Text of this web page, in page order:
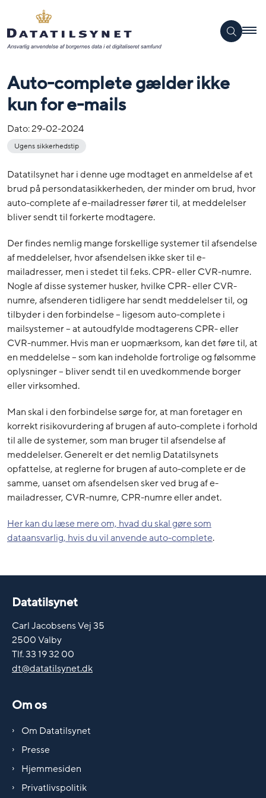
Auto-complete gælder ikke
kun for e-mails
Dato:29-02-2024
Ugens sikkerhedstip
Datatilsynet har i denne uge modtaget en anmeldelse af et
brud på persondatasikkerheden, der minder om brud, hvor
auto-complete af e-mailadresser fører til, at meddelelser
bliver sendt til forkerte modtagere.
Der findes nemlig mange forskellige systemer til afsendelse
af meddelelser, hvor afsendelsen ikke sker til e-
mailadresser, men i stedet til f.eks. CPR- eller CVR-numre.
Nogle af disse systemer husker, hvilke CPR- eller CVR-
numre, afsenderen tidligere har sendt meddelelser til, og
tilbyder i den forbindelse – ligesom auto-complete i
mailsystemer – at autoudfylde modtagerens CPR- eller
CVR-nummer. Hvis man er uopmærksom, kan det føre til, at
en meddelelse – som kan indeholde fortrolige og følsomme
oplysninger – bliver sendt til en uvedkommende borger
eller virksomhed.
Man skal i den forbindelse sørge for, at man foretager en
korrekt risikovurdering af brugen af auto-complete i forhold
til alle de systemer, som man bruger til afsendelse af
meddelelser. Generelt er det nemlig Datatilsynets
opfattelse, at reglerne for brugen af auto-complete er de
samme, uanset om afsendelsen sker ved brug af e-
mailadresser, CVR-numre, CPR-numre eller andet.
Her kan du læse mere om, hvad du skal gøre som
dataansvarlig, hvis du vil anvende auto-complete.
Datatilsynet
Carl Jacobsens Vej 35
2500 Valby
Tlf. 33 19 32 00
dt@datatilsynet.dk
Om os
Om Datatilsynet
Presse
Hjemmesiden
Privatlivspolitik